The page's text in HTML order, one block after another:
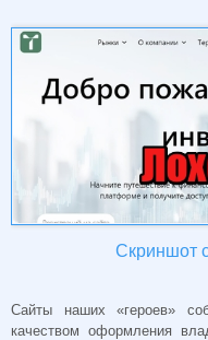
Скриншот
Сайты наших «героев»
качеством оформления